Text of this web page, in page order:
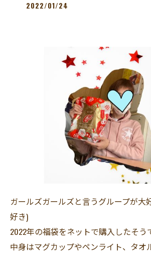
2022/01/24
ガールズガールズと言うグループが大
好き)
2022年の福袋をネットで購入したそう
中身はマグカップやペンライト、タオ